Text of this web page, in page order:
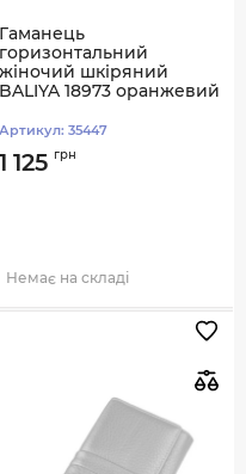
Гаманець
горизонтальний
жіночий шкіряний
BALIYA 18973 оранжевий
Артикул: 35447
1 125 грн
Немає на складі